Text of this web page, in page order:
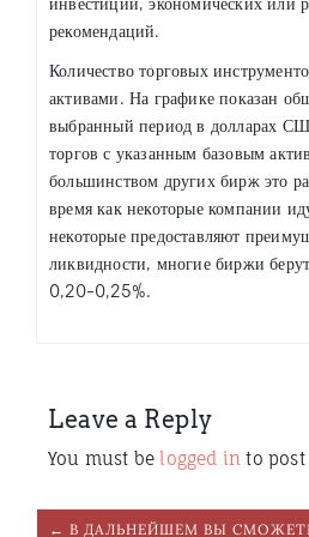
рекомендаций.
Количество торговых
активами. На графике показан
выбранный период в долларах
торгов с указанным базовым
большинством других бирж это
время как некоторые компании
некоторые предоставляют
ликвидности, многие биржи
0,20-0,25%.
Leave a Reply
You must belogged in to
← В ДАЛЬНЕЙШЕМ ВЫ